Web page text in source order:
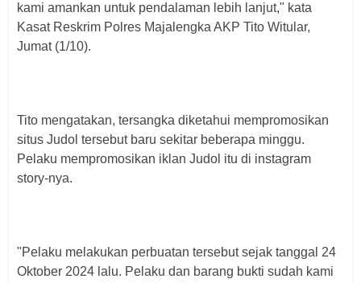
kami amankan untuk pendalaman lebih lanjut," kata
Kasat Reskrim Polres Majalengka AKP Tito Witular,
Jumat (1/10).
Tito mengatakan, tersangka diketahui mempromosikan
situs Judol tersebut baru sekitar beberapa minggu.
Pelaku mempromosikan iklan Judol itu di instagram
story-nya.
"Pelaku melakukan perbuatan tersebut sejak tanggal 24
Oktober 2024 lalu. Pelaku dan barang bukti sudah kami